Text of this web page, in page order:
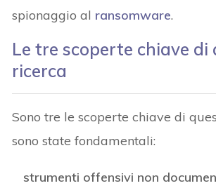
spionaggio al ransomware.
Le tre scoperte chiave di
ricerca
Sono tre le scoperte chiave di
sono state fondamentali:
strumenti offensivi non